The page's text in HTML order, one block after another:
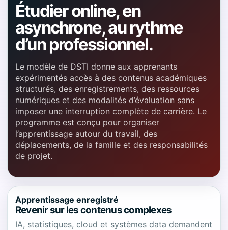
Étudier online, en
asynchrone, au rythme
d’un professionnel.
Le modèle de DSTI donne aux apprenants
expérimentés accès à des contenus académiques
structurés, des enregistrements, des ressources
numériques et des modalités d’évaluation sans
imposer une interruption complète de carrière. Le
programme est conçu pour organiser
l’apprentissage autour du travail, des
déplacements, de la famille et des responsabilités
de projet.
Apprentissage enregistré
Revenir sur les contenus complexes
IA, statistiques, cloud et systèmes data demandent